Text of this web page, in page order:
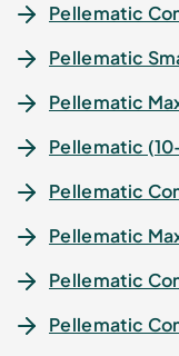
Pellematic
Pellematic
Pellematic
Pellematic
Pellematic
Pellematic
Pellematic
Pellematic